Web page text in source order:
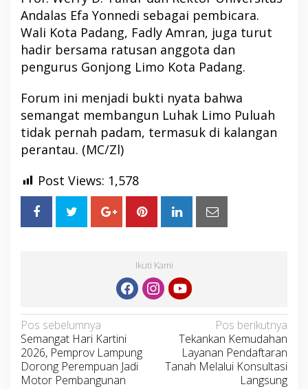
Andalas Efa Yonnedi sebagai pembicara.
Wali Kota Padang, Fadly Amran, juga turut
hadir bersama ratusan anggota dan
pengurus Gonjong Limo Kota Padang.
Forum ini menjadi bukti nyata bahwa
semangat membangun Luhak Limo Puluah
tidak pernah padam, termasuk di kalangan
perantau. (MC/Zl)
Post Views: 1,578
Ikuti Kami
Navigasi
pos
Pos sebelumnya
Semangat Hari Kartini
2026, Pemprov Lampung
Dorong Perempuan Jadi
Motor Pembangunan
Pos berikutnya
Tekankan Kemudahan
Layanan Pendaftaran
Tanah Melalui Konsultasi
Langsung